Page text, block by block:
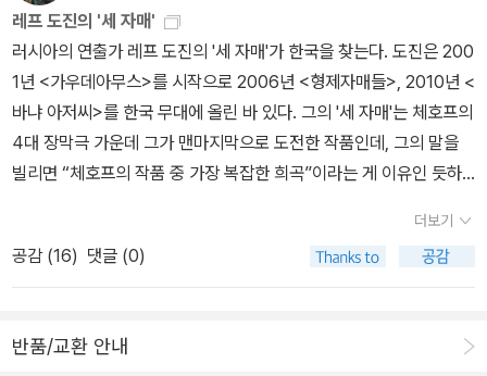
들이 ‘삶과 인간’ 그리고 ‘현실과 문학’에 대한 우리의 이해를 더 풍요
롭게 하면서, 그 지평을 확장시켜 준다. 그리고 체호프와 그의 예술 세
계가 지금, 현 시대를 살고 있는 우리 자신과 ‘소통의 한 공간’을 만들
어 준다. 체호프의 희곡 작품들은 다양한 차원에서 ‘예술의 자율성’을
획득하고 있으며, 살아있는 유기체처럼 독자와 자유롭게 만나면서
‘적극적인 여백의 미학’을 만들어 내고 있다. 따라서 체호프의 시학은
레프 도진의 '세 자매'
러시아의 연출가 레프 도진의 '세 자매'가 한국을 찾는다. 도진은 200
1년 <가우데아무스>를 시작으로 2006년 <형제자매들>, 2010년 <
바냐 아저씨>를 한국 무대에 올린 바 있다. 그의 '세 자매'는 체호프의
4대 장막극 가운데 그가 맨마지막으로 도전한 작품인데, 그의 말을
빌리면 “체호프의 작품 중 가장 복잡한 희곡”이라는 게 이유인 듯하
부터 12일까지 3일간 LG아트센터에서 진행된다. 연극 애호가라면
놓치기 아까운 기회다. 공연 포스터를 참고하시길.13. 03. 12. P.
S. 공연 소식은 오늘 한겨레문화센터의 강의 '로쟈의 러시아문학 클
국내에서도 공연된 <바냐 아저씨>를 러시아에서 본 기억이 있다. 방
더보기
공감 (16) 댓글 (0)
반품/교환 안내